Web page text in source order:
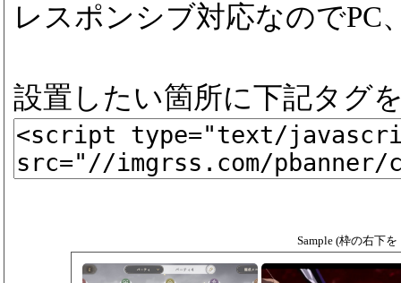
レスポンシブ対応なので
設置したい箇所に下記タグ
Sample (枠の右下